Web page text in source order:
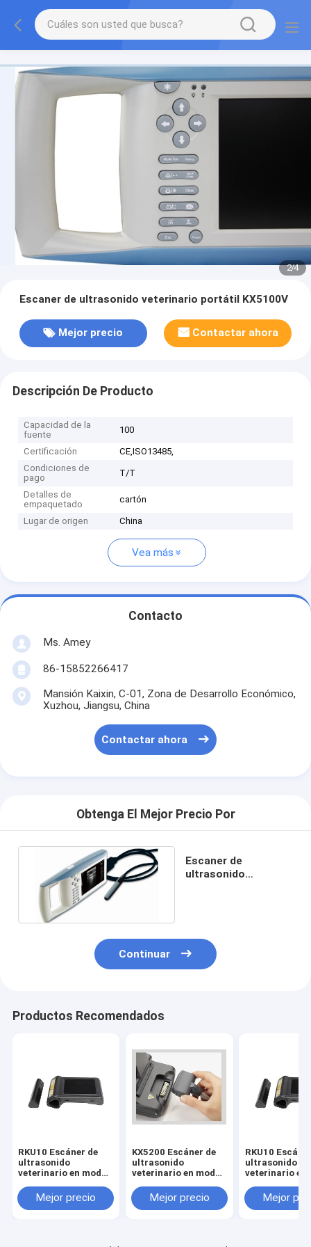
2/4
Escaner de ultrasonido veterinario portátil KX5100V
Mejor precio Contactar ahora
Descripción De Producto
Capacidad de la
fuente
100
Certificación
CE,ISO13485,
Condiciones de
pago
T/T
Detalles de
empaquetado
cartón
Lugar de origen China
Vea más
Contacto
Ms. Amey
86-15852266417
Mansión Kaixin, C-01, Zona de Desarrollo Económico,
Xuzhou, Jiangsu, China
Contactar ahora
Obtenga El Mejor Precio Por
Escaner de
ultrasonido
Continuar
Productos Recomendados
RKU10 Escáner de
ultrasonido
veterinario en modo
Mejor precio
KX5200 Escáner de
ultrasonido
veterinario en modo
Mejor precio
RKU10
ultrasonido
veterinario en
Mejor